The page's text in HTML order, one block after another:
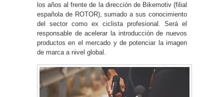
los años al frente de la dirección de Bikemotiv (filial
española de ROTOR), sumado a sus conocimiento
del sector como ex ciclista profesional. Será el
responsable de acelerar la introducción de nuevos
productos en el mercado y de potenciar la imagen
de marca a nivel global.